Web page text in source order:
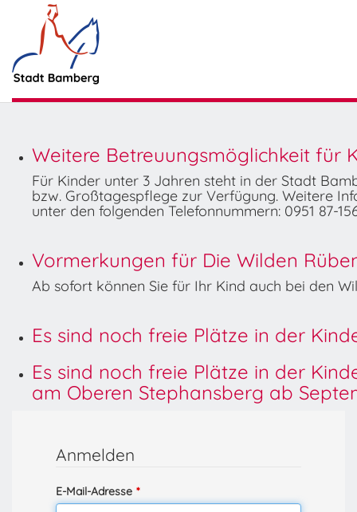
Weitere Betreuungsmöglichkeit für
Für Kinder unter 3 Jahren steht in der Stadt
bzw. Großtagespflege zur Verfügung. Weitere
unter den folgenden Telefonnummern: 0951 87-
Vormerkungen für Die Wilden
Ab sofort können Sie für Ihr Kind auch bei den
Es sind noch freie Plätze in der
Es sind noch freie Plätze in der
am Oberen Stephansberg ab
Anmelden
E-Mail-Adresse